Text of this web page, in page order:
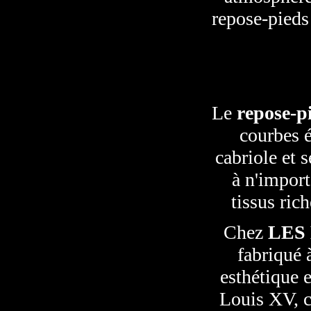
repose-
Le repose-
courbes
cabriole et
à
tissus
Chez LES
fabriqué
esthétique
Louis XV,